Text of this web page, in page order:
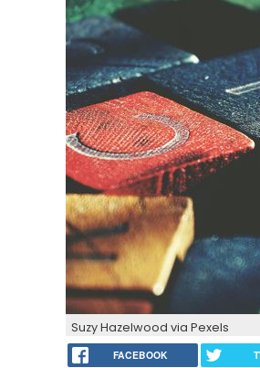
Suzy Hazelwood via Pexels
FACEBOOK